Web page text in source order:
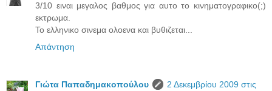
3/10 ειναι μεγαλος βαθμος για αυτο το κινηματογραφικο(;)
εκτρωμα.
Το ελληνικο σινεμα ολοενα και βυθιζεται...
Απάντηση
Γιώτα Παπαδημακοπούλου
2 Δεκεμβρίου 2009 στις